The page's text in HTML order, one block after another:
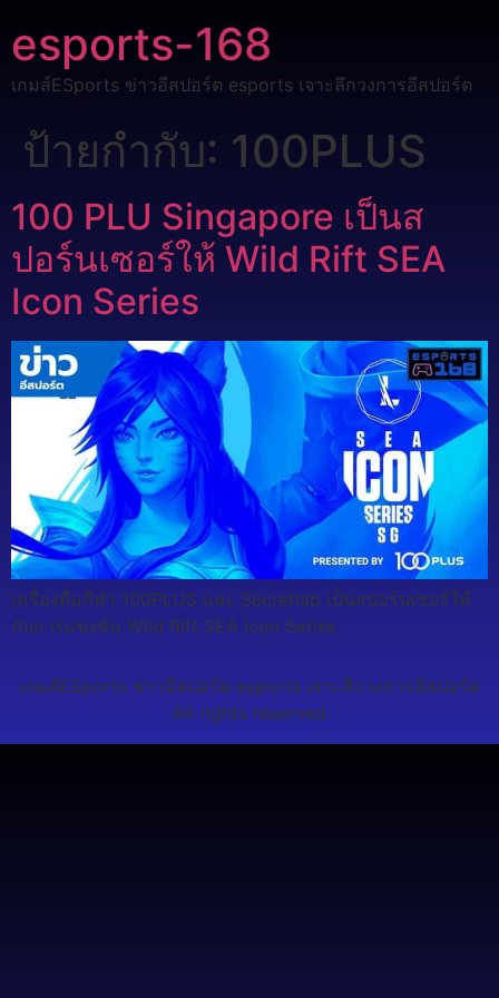
esports-168
เกมส์ESports ข่าวอีสปอร์ต esports เจาะลึกวงการอีสปอร์ต
ป้ายกำกับ: 100PLUS
100 PLU Singapore เป็นส
ปอร์นเซอร์ให้ Wild Rift SEA
Icon Series
เครื่องดื่มกีฬา 100PLUS และ Secretlab เป็นสปอร์นเซอร์ให้
กับการแข่งขัน Wild Rift SEA Icon Series
เกมส์ESports ข่าวอีสปอร์ต esports เจาะลึกวงการอีสปอร์ต
All rights reserved